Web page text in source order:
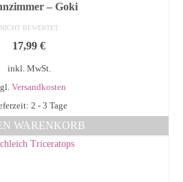
– Goki
NICHT BEWERTET
17,99 €
inkl. MwSt.
Versandkosten
2 - 3 Tage
WARENKORB